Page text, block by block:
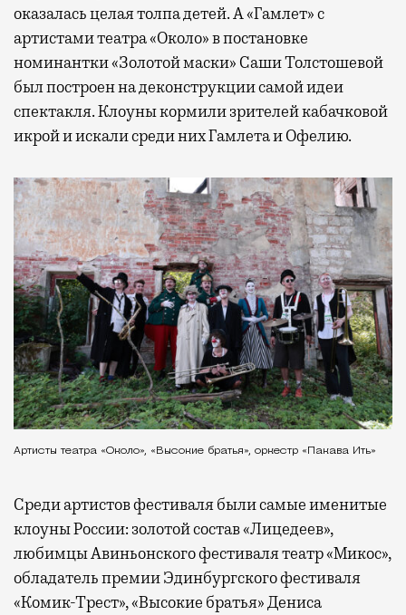
оказалась целая толпа детей. А «Гамлет» с
артистами театра «Около» в постановке
номинантки «Золотой маски» Саши Толстошевой
был построен на деконструкции самой идеи
спектакля. Клоуны кормили зрителей кабачковой
икрой и искали среди них Гамлета и Офелию.
Артисты театра «Около», «Высокие братья», оркестр «Пакава Ить»
Среди артистов фестиваля были самые именитые
клоуны России: золотой состав «Лицедеев»,
любимцы Авиньонского фестиваля театр «Микос»,
обладатель премии Эдинбургского фестиваля
«Комик-Трест», «Высокие братья» Дениса